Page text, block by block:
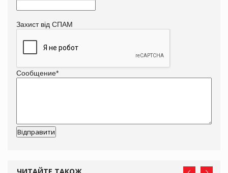
Захист від СПАМ
Сообщение*